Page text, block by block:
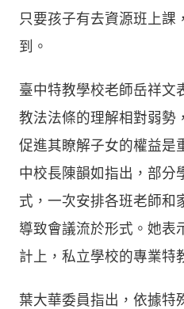
只要孩子有去資源班上課
到。
臺中特教學校老師岳祥文
教法法條的理解相對弱勢
促進其瞭解子女的權益是
中校長陳韻如指出，部分
式，一次安排各班老師和
導致會議流於形式。她表
計上，私立學校的專業特
葉大華委員指出，依據特